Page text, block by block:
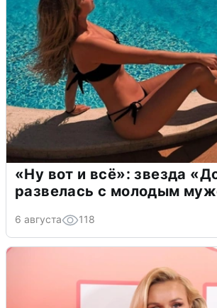
«Ну вот и всё»: звезда
развелась с молодым
6 августа 118